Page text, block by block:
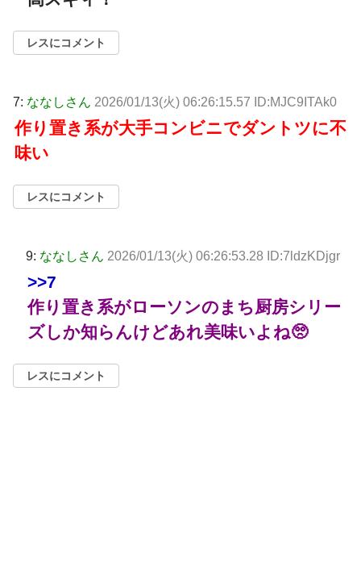
レスにコメント
7: ななしさん 2026/01/13(火) 06:26:15.57 ID:MJC9ITAk0
作り置き系が大手コンビニでダントツに不
味い
レスにコメント
9: ななしさん 2026/01/13(火) 06:26:53.28 ID:7ldzKDjgr
>>7
作り置き系がローソンのまち厨房シリー
ズしか知らんけどあれ美味いよね🥺
レスにコメント